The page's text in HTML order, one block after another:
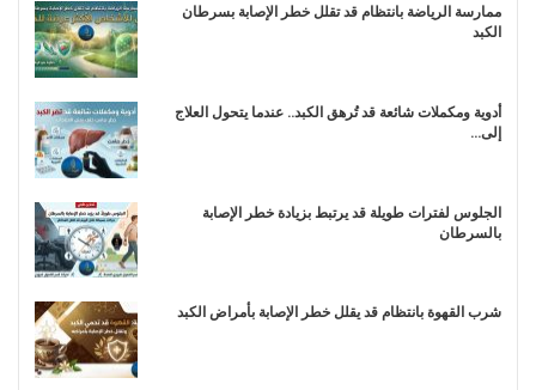
ممارسة الرياضة بانتظام قد تقلل خطر الإصابة بسرطان
الكبد
أدوية ومكملات شائعة قد تُرهق الكبد.. عندما يتحول العلاج
إلى…
الجلوس لفترات طويلة قد يرتبط بزيادة خطر الإصابة
بالسرطان
شرب القهوة بانتظام قد يقلل خطر الإصابة بأمراض الكبد